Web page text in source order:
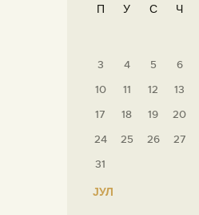
П У С Ч
3
4 5 6
10
11 12 13
17
18 19 20
24
25 26 27
31
« ЈУЛ